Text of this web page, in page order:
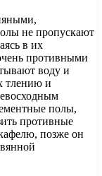
не пропускают
в их
противными
воду и
тлению и
полы,
противные
позже он